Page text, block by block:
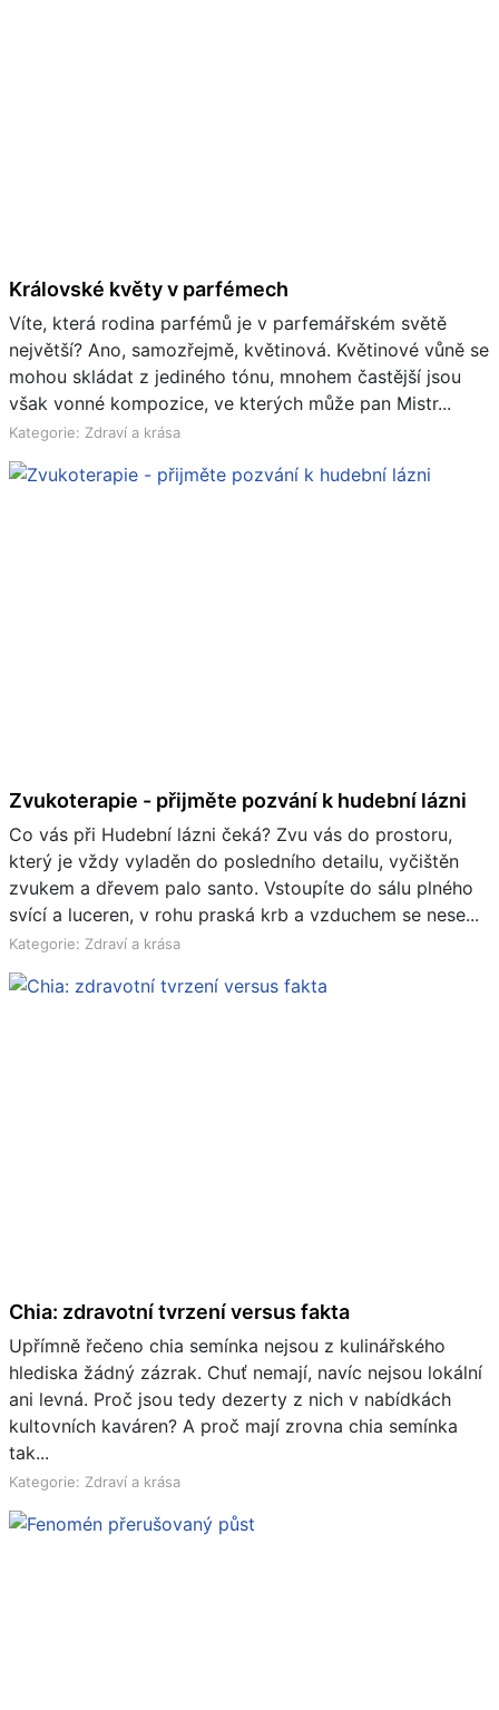
Královské květy v parfémech
Víte, která rodina parfémů je v parfemářském světě
největší? Ano, samozřejmě, květinová. Květinové vůně se
mohou skládat z jediného tónu, mnohem častější jsou
však vonné kompozice, ve kterých může pan Mistr...
Kategorie: Zdraví a krása
Zvukoterapie - přijměte pozvání k hudební lázni
Co vás při Hudební lázni čeká? Zvu vás do prostoru,
který je vždy vyladěn do posledního detailu, vyčištěn
zvukem a dřevem palo santo. Vstoupíte do sálu plného
svící a luceren, v rohu praská krb a vzduchem se nese...
Kategorie: Zdraví a krása
Chia: zdravotní tvrzení versus fakta
Upřímně řečeno chia semínka nejsou z kulinářského
hlediska žádný zázrak. Chuť nemají, navíc nejsou lokální
ani levná. Proč jsou tedy dezerty z nich v nabídkách
kultovních kaváren? A proč mají zrovna chia semínka
tak...
Kategorie: Zdraví a krása